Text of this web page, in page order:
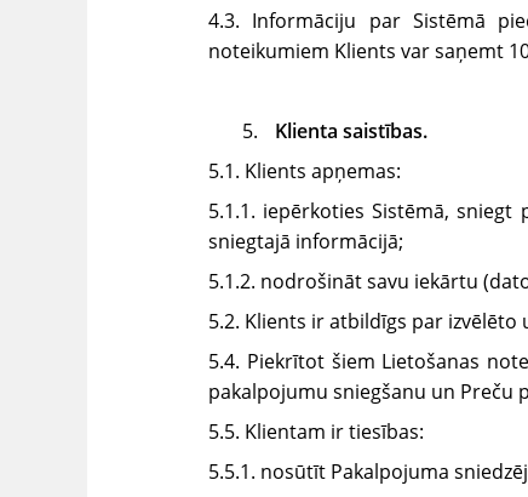
4.3. Informāciju par Sistēmā
noteikumiem Klients var saņemt
Klienta saistības.
5.1. Klients apņemas:
5.1.1. iepērkoties Sistēmā,
sniegtajā informācijā;
5.1.2. nodrošināt savu iekārtu
5.2. Klients ir atbildīgs par
5.4. Piekrītot šiem Lietošanas
pakalpojumu sniegšanu un Preču
5.5. Klientam ir tiesības:
5.5.1. nosūtīt Pakalpojuma